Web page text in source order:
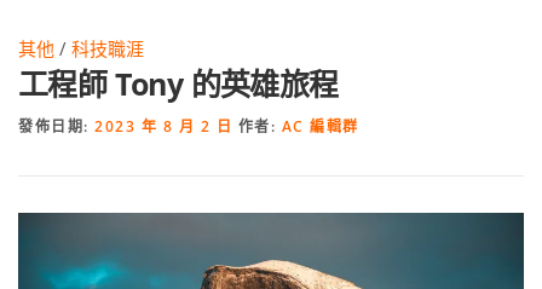
FAQ
其他 / 科技職涯
工程師 Tony 的英雄旅程
發佈日期: 2023 年 8 月 2 日 作者: AC 編輯群